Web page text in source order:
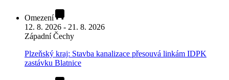
Omezení
12. 8. 2026 - 21. 8. 2026
Západní Čechy
Plzeňský kraj: Stavba kanalizace přesouvá linkám IDPK
zastávku Blatnice